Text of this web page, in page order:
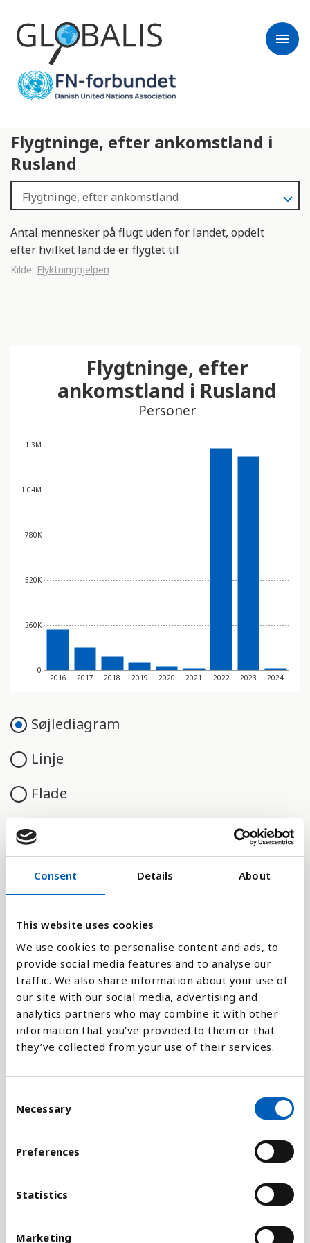
Consent Details About
This website uses cookies
We use cookies to personalise content and ads, to
provide social media features and to analyse our
traffic. We also share information about your use of
our site with our social media, advertising and
analytics partners who may combine it with other
information that you’ve provided to them or that
they’ve collected from your use of their services.
Necessary
Preferences
Statistics
Marketing
menu
Flygtninge, efter ankomstland i
Rusland
Antal mennesker på flugt uden for landet, opdelt
efter hvilket land de er flygtet til
Kilde: Flyktninghjelpen
0
260K
520K
780K
1.04M
1.3M
2016 2017 2018 2019 2020 2021 2022 2023 2024
Flygtninge, efter
ankomstland i Rusland
Personer
Søjlediagram
Linje
Flade
Sammenligne med:
Forklaring
FN's Højkommissariat for Flygtninge
(UNHCR) udgiver årligt denne oversigt over, hvor
mange flygtninge, der findes i verden. Disse tal
tager udgangspunkt i, at en flygtning har forladt
hjemlandet på grund af frygt for forfølgelse og har
søgt om opholdstilladelse i et andet land.
landet, kommer fra flygtningekonventionen
og betyder, at UNHCR ikke fører statistik over, hvor
mange mennesker, der er på flugt i deres eget land,
de såkaldtinternt fordrevne
Flygtninge fra Palæstina og Vestbredden er ikke
medtaget i dette diagram, da disse varetages af
FN's særlige organ for palæstinensiske flygtninge,